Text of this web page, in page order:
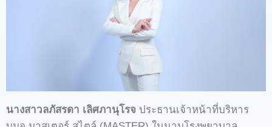
นางสาวลภัสรดา เลิศภานุโรจ ประธานเจ้าหน้าที่บริหาร